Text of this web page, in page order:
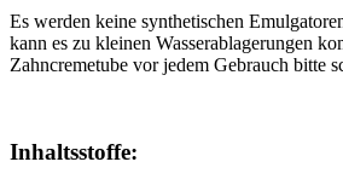
Es werden keine synthetischen
kann es zu kleinen Wasserablagerungen
Zahncremetube vor jedem Gebrauch bitte
Inhaltsstoffe: